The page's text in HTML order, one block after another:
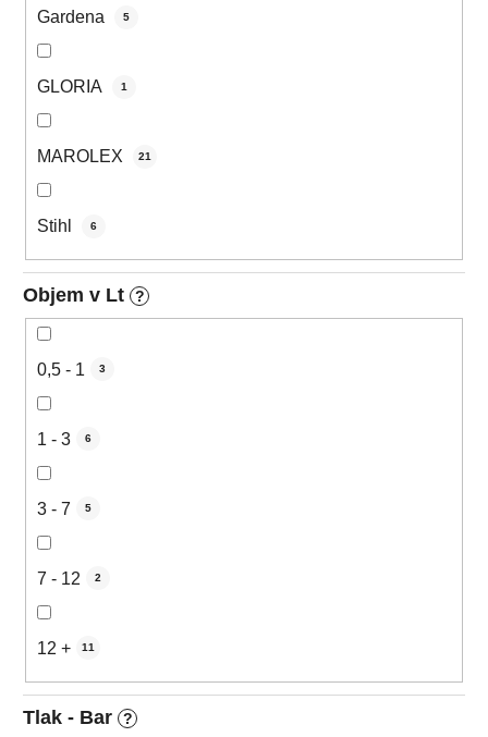
Gardena 5
GLORIA 1
MAROLEX 21
Stihl 6
Objem v Lt ?
0,5 - 1 3
1 - 3 6
3 - 7 5
7 - 12 2
12 + 11
Tlak - Bar ?